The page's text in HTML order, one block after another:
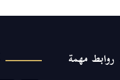
روابط مهمة